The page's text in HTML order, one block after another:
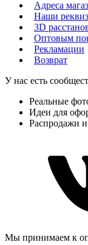
Адреса
Наши
3D
Оптовым
Рекламации
Возврат
У нас есть
Реальные
Идеи для
Распродажи
Мы принимаем к